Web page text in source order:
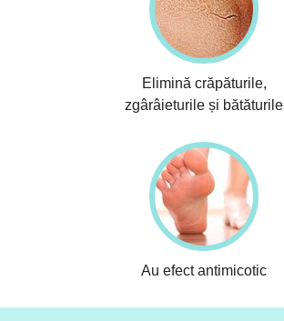
Elimină crăpăturile,
zgârâieturile și bătăturile
Au efect antimicotic